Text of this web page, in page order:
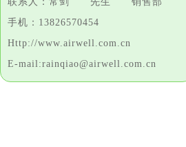
手机：13826570454
Http://www.airwell.com.cn
E-mail:rainqiao@airwell.com.cn